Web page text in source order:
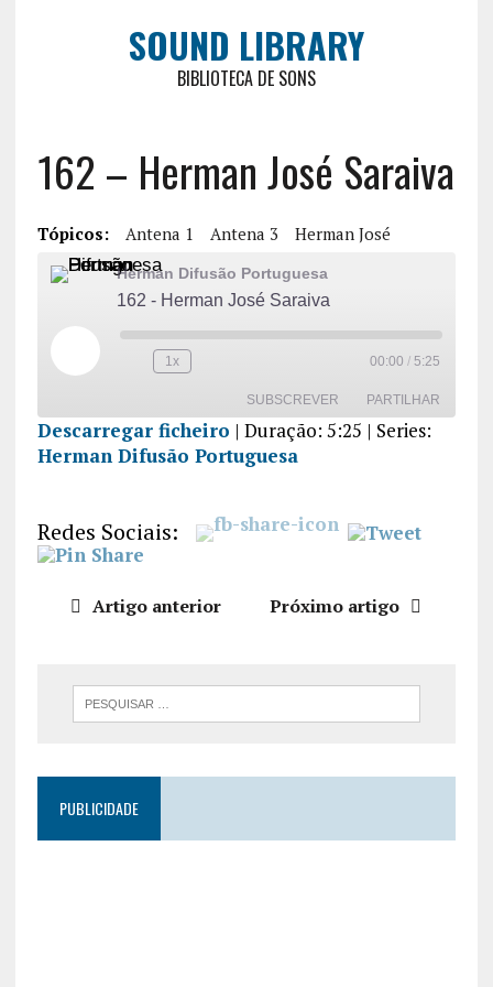
SOUND LIBRARY
BIBLIOTECA DE SONS
162 – Herman José Saraiva
Tópicos: Antena 1 Antena 3 Herman José
Herman Difusão Portuguesa
162 - Herman José Saraiva
1x 00:00 / 5:25
SUBSCREVER PARTILHAR
PARTILHA
INCORPO
RAR
Descarregar ficheiro | Duração: 5:25 | Series:
Herman Difusão Portuguesa
Redes Sociais:
Artigo anterior Próximo artigo
PUBLICIDADE